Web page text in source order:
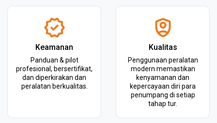
Keamanan
Panduan & pilot
profesional, bersertifikat,
dan diperkirakan dan
peralatan berkualitas.
Kualitas
Penggunaan peralatan
modern memastikan
kenyamanan dan
kepercayaan diri para
penumpang di setiap
tahap tur.